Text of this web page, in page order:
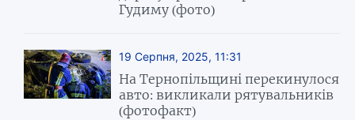
Гудиму (фото)
19 Серпня, 2025, 11:31
На Тернопільщині перекинулося
авто: викликали рятувальників
(фотофакт)